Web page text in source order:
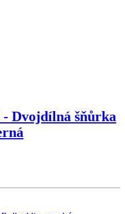
Dvojdílná šňůrka